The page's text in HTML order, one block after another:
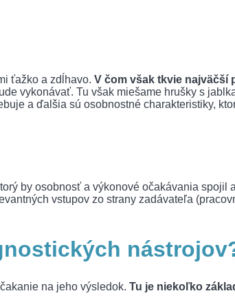
ťažko a zdĺhavo. V čom však tkvie najväčší
vykonávať. Tu však miešame hrušky s
a ďalšia sú osobnostné charakteristiky,
by osobnosť a výkonové očakávania spojil
vstupov zo strany zadávateľa
na jeho výsledok. Tu je niekoľko